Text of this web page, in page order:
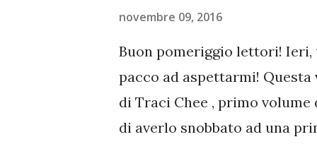
novembre 09, 2016
Buon pomeriggio lettori! Ieri,
pacco ad aspettarmi!
di Traci Chee , primo
di averlo snobbato ad una